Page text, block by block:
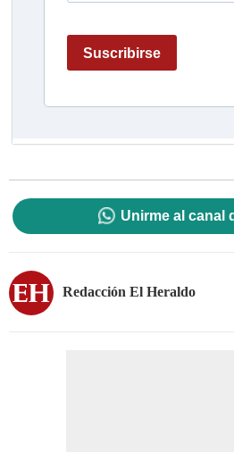
Unirme al canal
Redacción El Heraldo